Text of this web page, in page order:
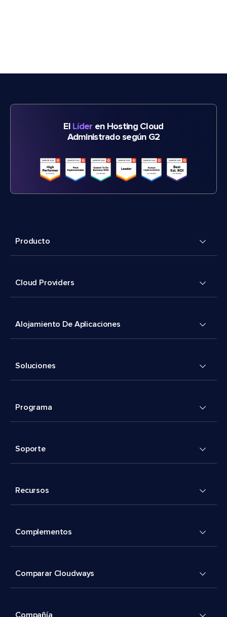
El Líder en Hosting Cloud
Administrado según G2
Producto
Cloud Providers
Alojamiento De Aplicaciones
Soluciones
Programa
Soporte
Recursos
Complementos
Comparar Cloudways
Compañía